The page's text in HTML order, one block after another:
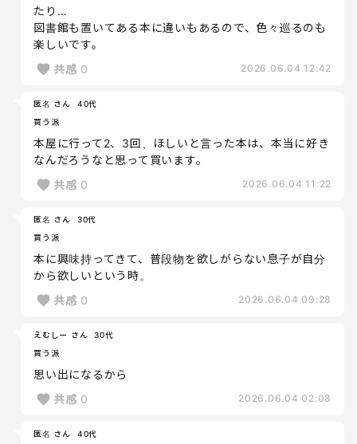
たり…
図書館も置いてある本に違いもあるので、色々巡るのも
楽しいです。
共感 0 2026.06.04 12:42
匿名 さん
40代
買う派
本屋に行って2、3回、ほしいと言った本は、本当に好き
なんだろうなと思って買います。
共感 0 2026.06.04 11:22
匿名 さん
30代
買う派
本に興味持ってきて、普段物を欲しがらない息子が自分
から欲しいという時。
共感 0 2026.06.04 09:28
えむしー さん
30代
買う派
思い出になるから
共感 0 2026.06.04 02:08
匿名 さん 40代